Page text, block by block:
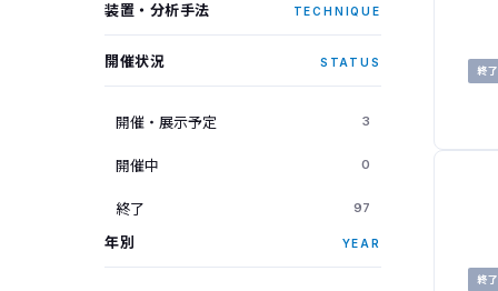
装置・分析手法 TECHNIQUE
開催状況 STATUS
開催・展示予定 3
開催中 0
終了 97
年別 YEAR
終了
終了